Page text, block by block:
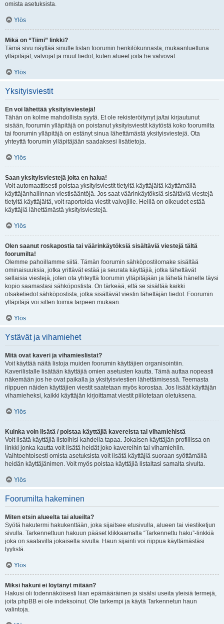
omista asetuksista.
Ylös
Mikä on “Tiimi” linkki?
Tämä sivu näyttää sinulle listan foorumin henkilökunnasta, mukaanluettuna
ylläpitäjät, valvojat ja muut tiedot, kuten alueet joita he valvovat.
Ylös
Yksityisviestit
En voi lähettää yksityisviestejä!
Tähän on kolme mahdollista syytä. Et ole rekisteröitynyt ja/tai kirjautunut
sisään, foorumin ylläpitäjä on poistanut yksityisviestit käytöstä koko foorumilta
tai foorumin ylläpitäjä on estänyt sinua lähettämästä yksityisviestejä. Ota
yhteyttä foorumin ylläpitäjään saadaksesi lisätietoja.
Ylös
Saan yksityisviestejä joita en halua!
Voit automaattisesti poistaa yksityisviestit tietyltä käyttäjältä käyttämällä
käyttäjänhallinnan viestisääntöjä. Jos saat väärinkäytöksiä sisältäviä viestejä
tietyltä käyttäjältä, voit raportoida viestit valvojille. Heillä on oikeudet estää
käyttäjiä lähettämästä yksityisviestejä.
Ylös
Olen saanut roskapostia tai väärinkäytöksiä sisältäviä viestejä tältä
foorumilta!
Olemme pahoillamme siitä. Tämän foorumin sähköpostilomake sisältää
ominaisuuksia, jotka yrittävät estää ja seurata käyttäjiä, jotka lähettävät
sellaisia viestejä, joten ota yhteyttä foorumin ylläpitäjään ja lähetä hänelle täysi
kopio saamastasi sähköpostista. On tärkeää, että se sisältää kaikki
otsaketiedot sähköpostista, jotka sisältävät viestin lähettäjän tiedot. Foorumin
ylläpitäjä voi sitten toimia tarpeen mukaan.
Ylös
Ystävät ja vihamiehet
Mitä ovat kaveri ja vihamieslistat?
Voit käyttää näitä listoja muiden foorumin käyttäjien organisointiin.
Kaverilistalle lisätään käyttäjiä omien asetusten kautta. Tämä auttaa nopeasti
näkemään jos he ovat paikalla ja yksityisviestien lähettämisessä. Teemasta
riippuen näiden käyttäjien viestit saatetaan myös korostaa. Jos lisäät käyttäjän
vihamieheksi, kaikki käyttäjän kirjoittamat viestit piilotetaan oletuksena.
Ylös
Kuinka voin lisätä / poistaa käyttäjiä kavereista tai vihamiehistä
Voit lisätä käyttäjiä listoihisi kahdella tapaa. Jokaisen käyttäjän profiilissa on
linkki jonka kautta voit lisätä heidät joko kavereihin tai vihamiehiin.
Vaihtoehtoisesti omista asetuksista voit lisätä käyttäjiä suoraan syöttämällä
heidän käyttäjänimen. Voit myös poistaa käyttäjiä listaltasi samalta sivulta.
Ylös
Foorumilta hakeminen
Miten etsin alueelta tai alueilta?
Syötä hakutermi hakukenttään, joka sijaitsee etusivulla, alueen tai viestiketjun
sivulla. Tarkennettuun hakuun pääset klikkaamalla “Tarkennettu haku”-linkkiä
joka on saatavilla jokaisella sivulla. Haun sijainti voi riippua käyttämästäsi
tyylistä.
Ylös
Miksi hakuni ei löytänyt mitään?
Hakusi oli todennäköisesti liian epämääräinen ja sisälsi useita yleisiä termejä,
joita phpBB ei ole indeksoinut. Ole tarkempi ja käytä Tarkennetun haun
valintoja.